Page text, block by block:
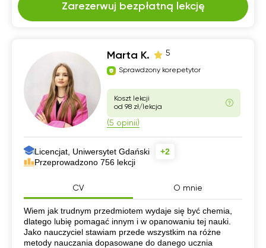
Zarezerwuj bezpłatną lekcję
Marta K. 5
Sprawdzony korepetytor
Koszt lekcji
od 98 zł/lekcja
(5 opinii)
Licencjat, Uniwersytet Gdański
+2
Przeprowadzono 756 lekcji
CV O mnie
CV
Wiem jak trudnym przedmiotem wydaje się być chemia,
dlatego lubię pomagać innym i w opanowaniu tej nauki.
Jako nauczyciel stawiam przede wszystkim na różne
metody nauczania dopasowane do danego ucznia